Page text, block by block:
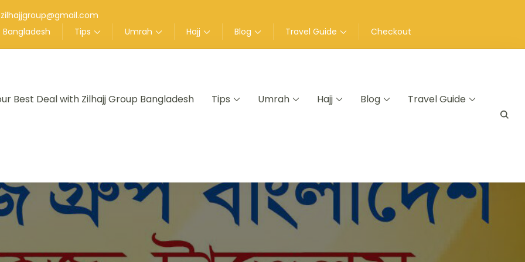
zilhajjgroup@gmail.com
Tips Umrah Hajj Blog Travel Guide Checkout
Best Deal with Zilhajj Group Bangladesh Tips Umrah Hajj Blog Travel Guide